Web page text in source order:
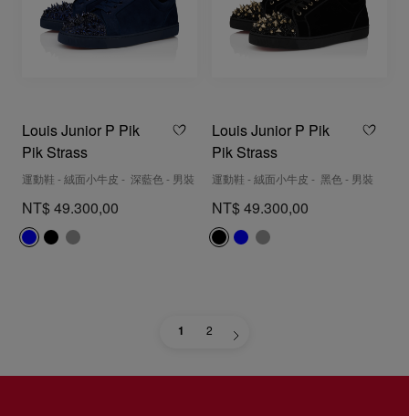
Louis Junior P Pik
Pik Strass
運動鞋 - 絨面小牛皮 - 深藍色 - 男裝
NT$ 49.300,00
Louis Junior P Pik
Pik Strass
運動鞋 - 絨面小牛皮 - 黑色 - 男裝
NT$ 49.300,00
1 2